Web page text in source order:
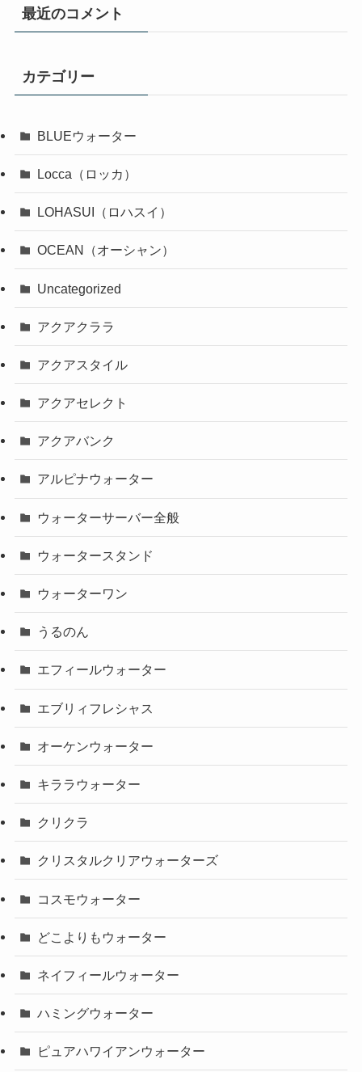
最近のコメント
カテゴリー
BLUEウォーター
Locca（ロッカ）
LOHASUI（ロハスイ）
OCEAN（オーシャン）
Uncategorized
アクアクララ
アクアスタイル
アクアセレクト
アクアバンク
アルピナウォーター
ウォーターサーバー全般
ウォータースタンド
ウォーターワン
うるのん
エフィールウォーター
エブリィフレシャス
オーケンウォーター
キララウォーター
クリクラ
クリスタルクリアウォーターズ
コスモウォーター
どこよりもウォーター
ネイフィールウォーター
ハミングウォーター
ピュアハワイアンウォーター